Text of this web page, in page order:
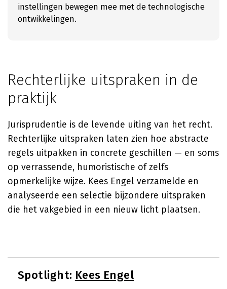
instellingen bewegen mee met de technologische
ontwikkelingen.
Rechterlijke uitspraken in de
praktijk
Jurisprudentie is de levende uiting van het recht.
Rechterlijke uitspraken laten zien hoe abstracte
regels uitpakken in concrete geschillen — en soms
op verrassende, humoristische of zelfs
opmerkelijke wijze. Kees Engel verzamelde en
analyseerde een selectie bijzondere uitspraken
die het vakgebied in een nieuw licht plaatsen.
Spotlight: Kees Engel